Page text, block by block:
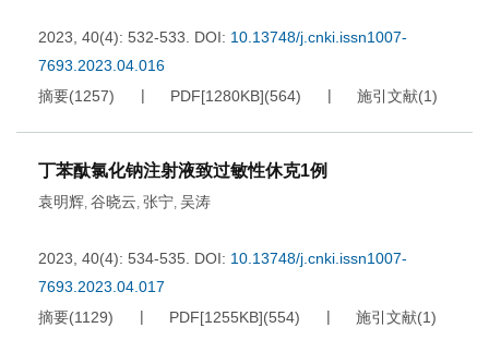
2023, 40(4): 532-533. DOI: 10.13748/j.cnki.issn1007-
7693.2023.04.016
摘要(1257) PDF[1280KB](564) 施引文献(1)
丁苯酞氯化钠注射液致过敏性休克1例
袁明辉, 谷晓云, 张宁, 吴涛
2023, 40(4): 534-535. DOI: 10.13748/j.cnki.issn1007-
7693.2023.04.017
摘要(1129) PDF[1255KB](554) 施引文献(1)